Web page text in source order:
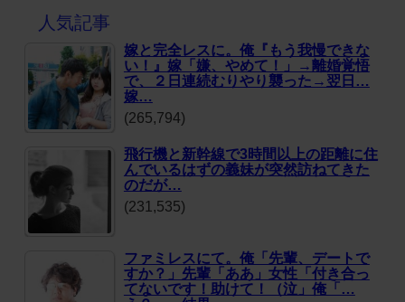
人気記事
嫁と完全レスに。俺『もう我慢できな
い！』嫁「嫌、やめて！」→離婚覚悟
で、２日連続むりやり襲った→翌日…
嫁…
(265,794)
飛行機と新幹線で3時間以上の距離に住
んでいるはずの義妹が突然訪ねてきた
のだが…
(231,535)
ファミレスにて。俺「先輩、デートで
すか？」先輩「ああ」女性「付き合っ
てないです！助けて！（泣」俺「…